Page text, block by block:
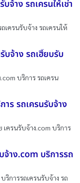
จ้าง รถเครนให้เช่า
เครนรับจ้าง รถเครนให้
บจ้าง รถเฮี๊ยบรับ
บริการ รถเครน
าร รถเครนรับจ้าง
เครนรับจ้าง.com บริการ
จ้าง.com บริการรถ
ริการรถเครนรับจ้าง รถ